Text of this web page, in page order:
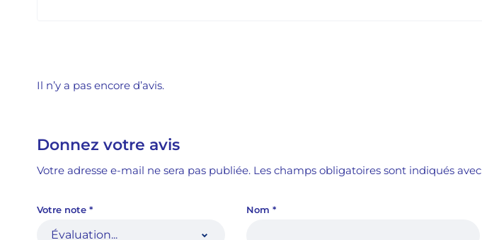
Il n’y a pas encore d’avis.
Donnez votre avis
Votre adresse e-mail ne sera pas publiée. Les champs obligatoires sont indiqués avec
Votre note * Nom *